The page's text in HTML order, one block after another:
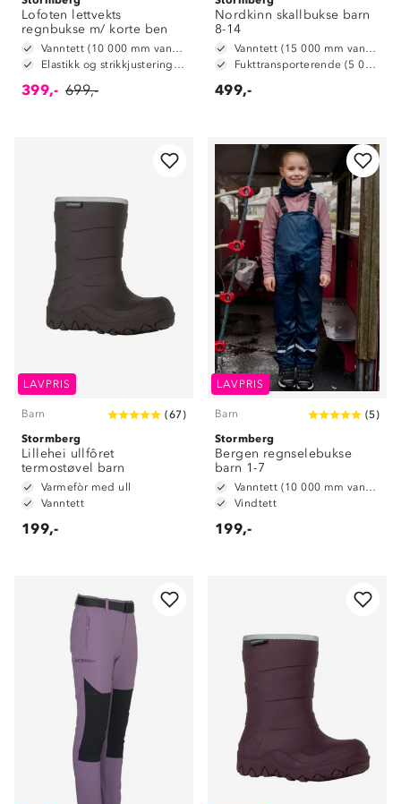
Lofoten lettvekts
regnbukse m/ korte ben
Vanntett (10 000 mm vannsøyle)
Elastikk og strikkjustering i livet
399,- 699,-
Nordkinn skallbukse barn
8-14
Vanntett (15 000 mm vannsøyle)
Fukttransporterende (5 000 g/m2/24t)
499,-
LAVPRIS
Barn (67)
Stormberg
Lillehei ullfôret
termostøvel barn
Varmefòr med ull
Vanntett
199,-
LAVPRIS
Barn (5)
Stormberg
Bergen regnselebukse
barn 1-7
Vanntett (10 000 mm vannsøyle)
Vindtett
199,-